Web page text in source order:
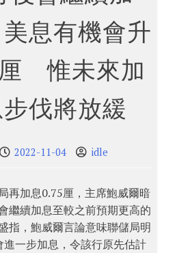
息有機會升
惟未來加
伐將放緩
2022-11-04 idle
再加息0.75厘，主席鮑威爾暗
繼續加息至較之前預期更高的
指，鮑威爾言論意味聯儲局明
進一步加息，令該行原先估計